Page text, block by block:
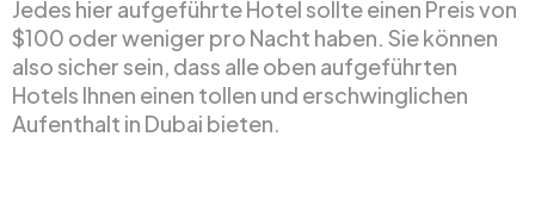
Jedes hier aufgeführte Hotel sollte einen Preis von
$100 oder weniger pro Nacht haben. Sie können
also sicher sein, dass alle oben aufgeführten
Hotels Ihnen einen tollen und erschwinglichen
Aufenthalt in Dubai bieten.